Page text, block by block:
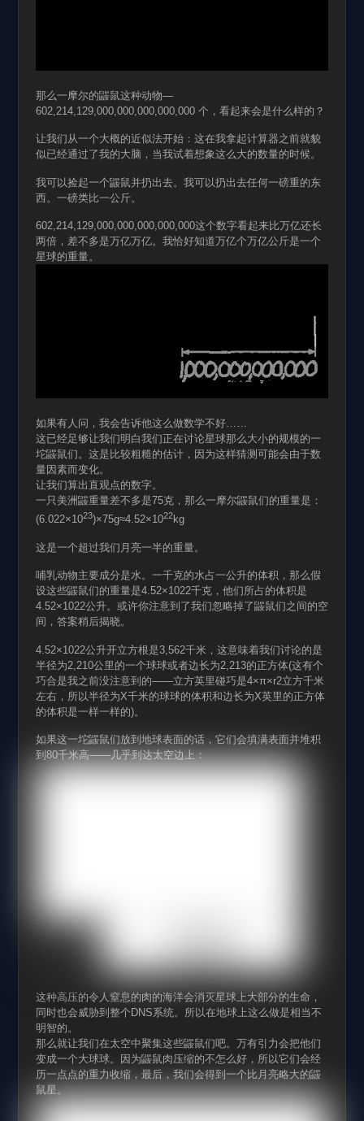
那么一摩尔的鼹鼠这种动物—
602,214,129,000,000,000,000,000 个，看起来会是什么样的？
让我们从一个大概的近似法开始：这在我拿起计算器之前就貌
似已经通过了我的大脑，当我试着想象这么大的数量的时候。
我可以捡起一个鼹鼠并扔出去。我可以扔出去任何一磅重的东
西。一磅类比一公斤。
602,214,129,000,000,000,000,000这个数字看起来比万亿还长
两倍，差不多是万亿万亿。我恰好知道万亿个万亿公斤是一个
星球的重量。
如果有人问，我会告诉他这么做数学不好……
这已经足够让我们明白我们正在讨论星球那么大小的规模的一
坨鼹鼠们。这是比较粗糙的估计，因为这样猜测可能会由于数
量因素而变化。
让我们算出直观点的数字。
一只美洲鼹重量差不多是75克，那么一摩尔鼹鼠们的重量是：
(6.022×1023)×75g≈4.52×1022kg
这是一个超过我们月亮一半的重量。
哺乳动物主要成分是水。一千克的水占一公升的体积，那么假
设这些鼹鼠们的重量是4.52×1022千克，他们所占的体积是
4.52×1022公升。或许你注意到了我们忽略掉了鼹鼠们之间的空
间，答案稍后揭晓。
4.52×1022公升开立方根是3,562千米，这意味着我们讨论的是
半径为2,210公里的一个球球或者边长为2,213的正方体(这有个
巧合是我之前没注意到的——立方英里碰巧是4×π×r2立方千米
左右，所以半径为X千米的球球的体积和边长为X英里的正方体
的体积是一样一样的)。
如果这一坨鼹鼠们放到地球表面的话，它们会填满表面并堆积
到80千米高——几乎到达太空边上：
这种高压的令人窒息的肉的海洋会消灭星球上大部分的生命，
同时也会威胁到整个DNS系统。所以在地球上这么做是相当不
明智的。
那么就让我们在太空中聚集这些鼹鼠们吧。万有引力会把他们
变成一个大球球。因为鼹鼠肉压缩的不怎么好，所以它们会经
历一点点的重力收缩，最后，我们会得到一个比月亮略大的鼹
鼠星。